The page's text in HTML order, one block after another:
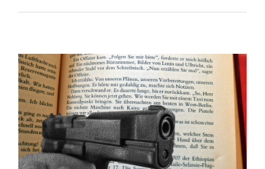
Verkehrsmeldungen
Polizeimeldungen
Themen und Termine
Gewinnspiele